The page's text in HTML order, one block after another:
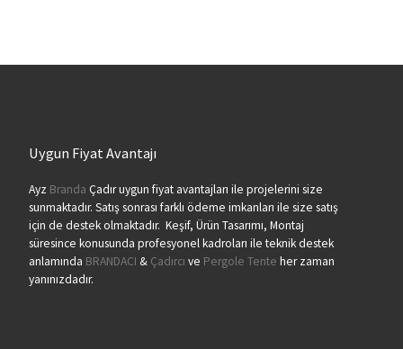
Uygun Fiyat Avantajı
Ayz Branda Çadır uygun fiyat avantajları ile projelerini size
sunmaktadır. Satış sonrası farklı ödeme imkanları ile size satış
için de destek olmaktadır. Keşif, Ürün Tasarımı, Montaj
süresince konusunda profesyonel kadroları ile teknik destek
anlamında BRANDACI & Çadırcı ve Pergole Tente her zaman
yanınızdadır.